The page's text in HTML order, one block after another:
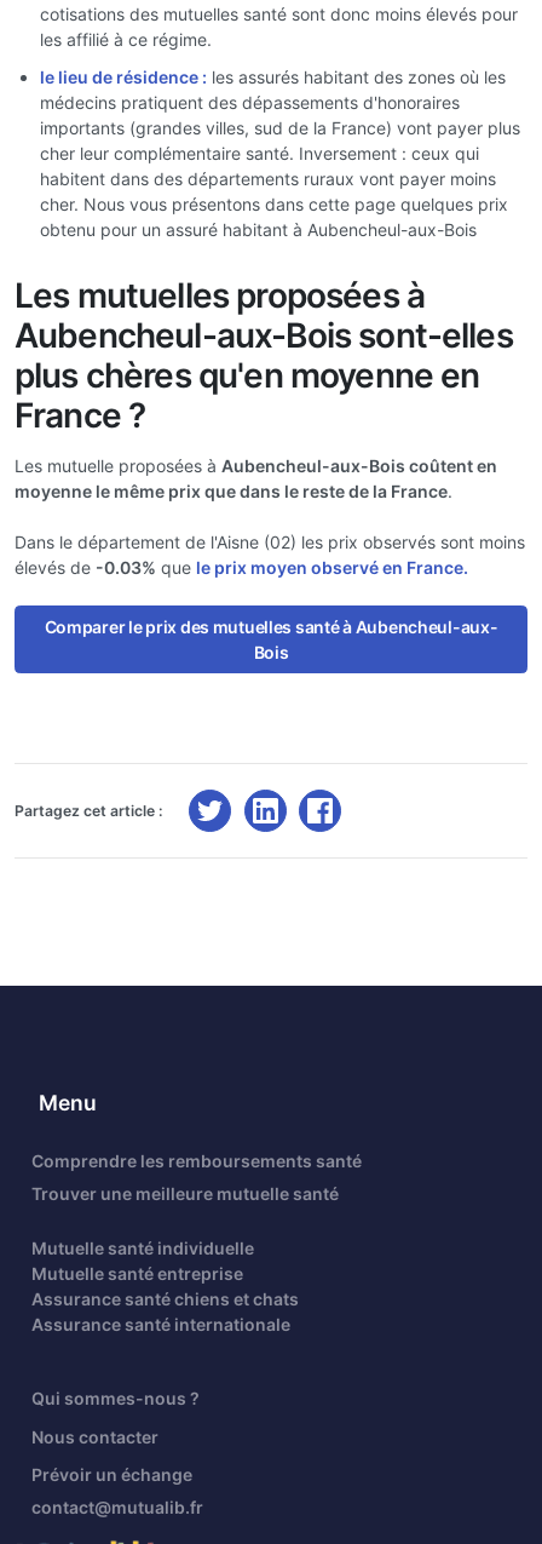
cotisations des mutuelles santé sont donc moins élevés pour
les affilié à ce régime.
le lieu de résidence : les assurés habitant des zones où les
médecins pratiquent des dépassements d'honoraires
importants (grandes villes, sud de la France) vont payer plus
cher leur complémentaire santé. Inversement : ceux qui
habitent dans des départements ruraux vont payer moins
cher. Nous vous présentons dans cette page quelques prix
obtenu pour un assuré habitant à Aubencheul-aux-Bois
Les mutuelles proposées à
Aubencheul-aux-Bois sont-elles
plus chères qu'en moyenne en
France ?
Les mutuelle proposées à Aubencheul-aux-Bois coûtent en
moyenne le même prix que dans le reste de la France.
Dans le département de l'Aisne (02) les prix observés sont moins
élevés de -0.03% que le prix moyen observé en France.
Comparer le prix des mutuelles santé à Aubencheul-aux-
Bois
Partagez cet article :
Menu
Comprendre les remboursements santé
Trouver une meilleure mutuelle santé
Mutuelle santé individuelle
Mutuelle santé entreprise
Assurance santé chiens et chats
Assurance santé internationale
Qui sommes-nous ?
Nous contacter
Prévoir un échange
contact@mutualib.fr